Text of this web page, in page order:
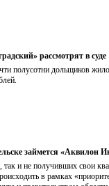
рассмотрят в суде
полусотни дольщиков
займется «Аквилон
и не получивших свои
в рамках